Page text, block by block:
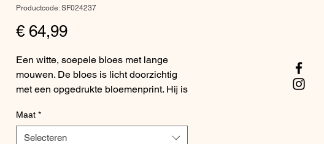
Productcode: SF024237
€ 64,99Prijs
Een witte, soepele bloes met lange
mouwen. De bloes is licht doorzichtig
met een opgedrukte bloemenprint. Hij is
en witte knopen tot bovenaan. De bloes
valt soepel over de heup.
Maat *
Selecteren